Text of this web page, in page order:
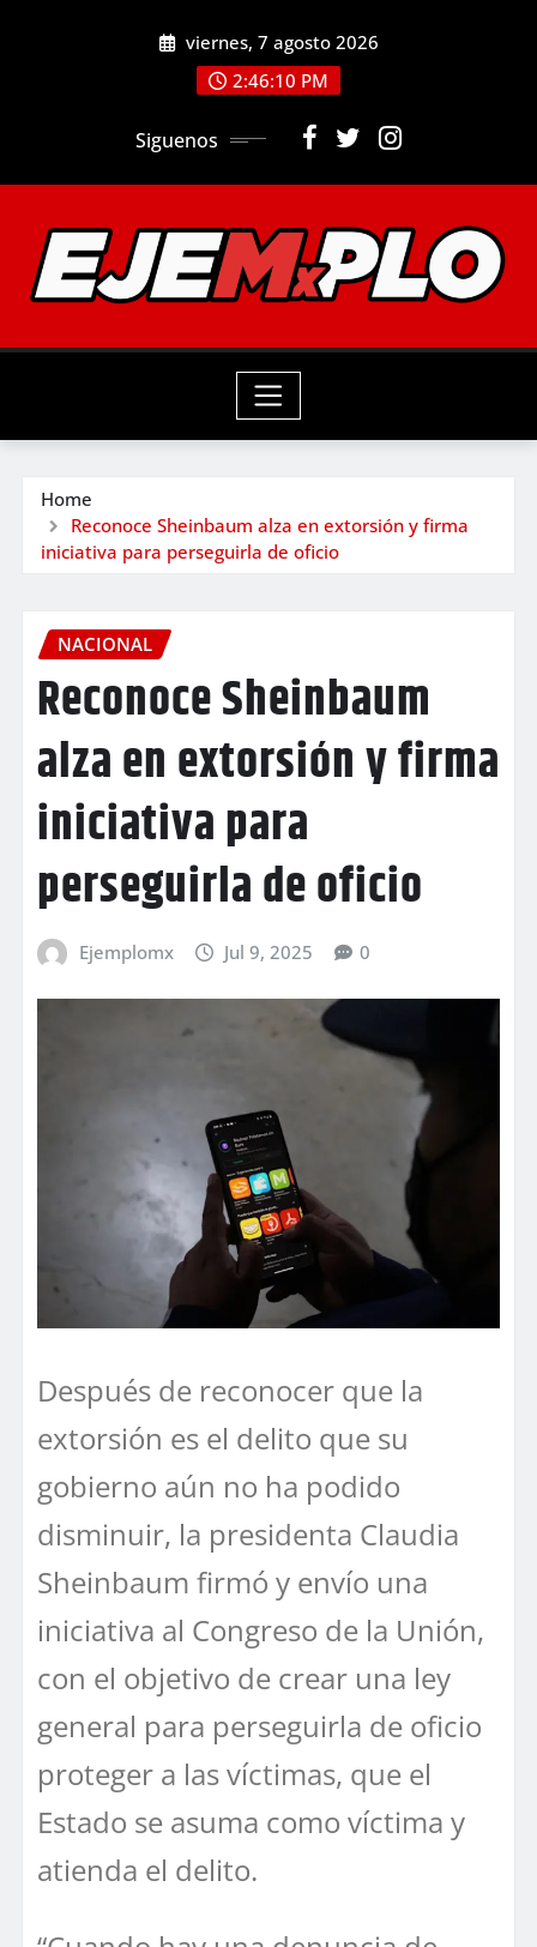
viernes, 7 agosto 2026
2:46:12 PM
Siguenos
Home
Reconoce Sheinbaum alza en extorsión y firma
iniciativa para perseguirla de oficio
NACIONAL
Reconoce Sheinbaum
alza en extorsión y firma
iniciativa para
perseguirla de oficio
Ejemplomx Jul 9, 2025 0
Después de reconocer que la
extorsión es el delito que su
gobierno aún no ha podido
disminuir, la presidenta Claudia
Sheinbaum firmó y envío una
iniciativa al Congreso de la Unión,
con el objetivo de crear una ley
general para perseguirla de oficio
proteger a las víctimas, que el
Estado se asuma como víctima y
atienda el delito.